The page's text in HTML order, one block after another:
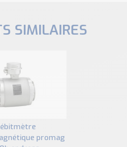
SIMILAIRES
promag